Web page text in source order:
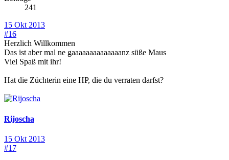
241
15 Okt 2013
#16
Herzlich Willkommen
Das ist aber mal ne gaaaaaaaaaaaaaanz süße Maus
Viel Spaß mit ihr!
Hat die Züchterin eine HP, die du verraten darfst?
Rijoscha
15 Okt 2013
#17